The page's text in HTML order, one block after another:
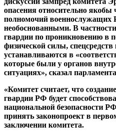
опасения относительно
полномочий военнослужащих
необоснованными. В
гвардии по проникновению в
физической силы,
устанавливаются в
которые были у органов
ситуациях», сказал
«Комитет считает, что
гвардии РФ будет
национальной безопасности
принять законопроект в
заключении комитета.